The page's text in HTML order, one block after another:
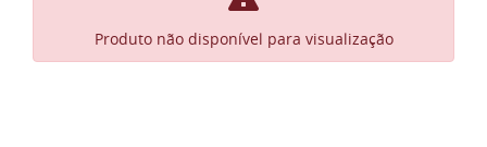
Produto não disponível para visualização